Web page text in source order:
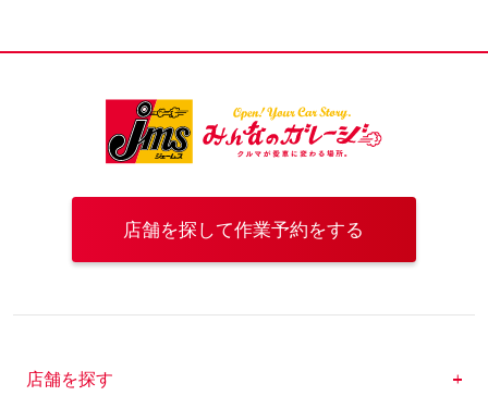
店舗を探して作業予約をする
店舗を探す